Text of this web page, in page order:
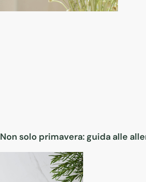
Non solo primavera: guida alle